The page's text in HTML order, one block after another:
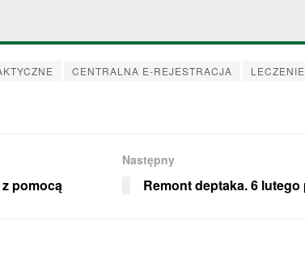
CENTRALNA E-REJESTRACJA LECZENIE
pomocą
Następny
Remont deptaka. 6